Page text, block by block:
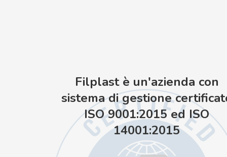
Filplast è un'azienda con
sistema di gestione
ISO 9001:2015 ed ISO
14001:2015